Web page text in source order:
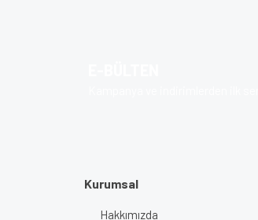
Kurumsal
Hakkımızda